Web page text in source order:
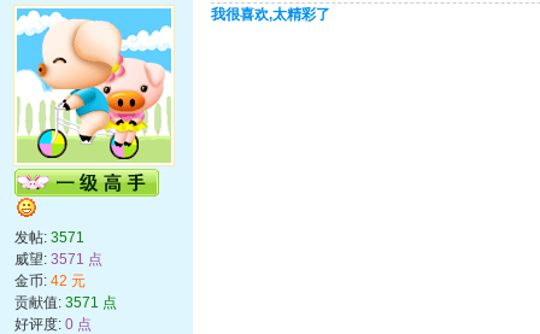
发帖: 3571
威望: 3571 点
金币: 42 元
贡献值: 3571 点
好评度: 0 点
我很喜欢,太精彩了